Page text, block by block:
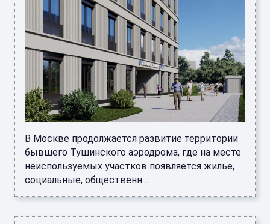
В Москве продолжается развитие территории
бывшего Тушинского аэродрома, где на месте
неиспользуемых участков появляется жилье,
социальные, общественн ...